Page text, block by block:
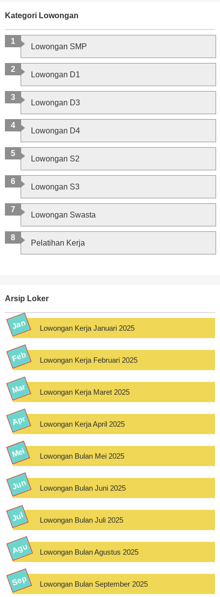
Kategori Lowongan
Lowongan SMP
Lowongan D1
Lowongan D3
Lowongan D4
Lowongan S2
Lowongan S3
Lowongan Swasta
Pelatihan Kerja
Arsip Loker
Lowongan Kerja Januari 2025
Lowongan Kerja Februari 2025
Lowongan Kerja Maret 2025
Lowongan Kerja April 2025
Lowongan Bulan Mei 2025
Lowongan Bulan Juni 2025
Lowongan Bulan Juli 2025
Lowongan Bulan Agustus 2025
Lowongan Bulan September 2025